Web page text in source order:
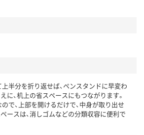
半分を折り返せば、ペンスタンドに早変わ
に、机上の省スペースにもつながります。
で、上部を開けるだけで、中身が取り出せ
ースは、消しゴムなどの分類収容に便利で